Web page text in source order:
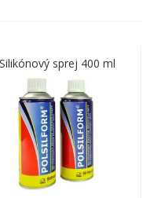
Silikónový sprej 400 ml